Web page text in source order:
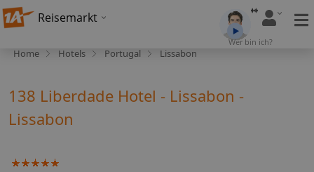
Reisemarkt
Wer bin ich?
Home Hotels Portugal Lissabon
138 Liberdade Hotel - Lissabon -
Lissabon